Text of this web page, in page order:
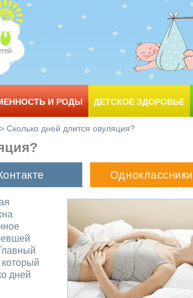
И РОДЫ ДЕТСКОЕ ЗДОРОВЬЕ
> Сколько дней длится овуляция?
дней